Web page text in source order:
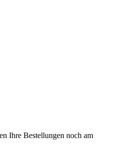
Ihre Bestellungen noch am